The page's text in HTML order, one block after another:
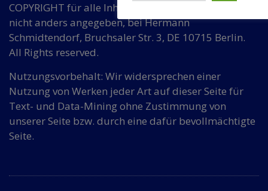
COPYRIGHT für alle Inhalte auf diesen Seiten, wenn
nicht anders angegeben, bei Hermann
Schmidtendorf, Bruchsaler Str. 3, DE 10715 Berlin.
All Rights reserved.
Nutzungsvorbehalt: Wir widersprechen einer
Nutzung von Werken jeder Art auf dieser Seite für
Text- und Data-Mining ohne Zustimmung von
unserer Seite bzw. durch eine dafür bevollmächtigte
Seite.